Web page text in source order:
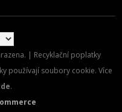
| Recyklační poplatky
používají soubory cookie. Více
.